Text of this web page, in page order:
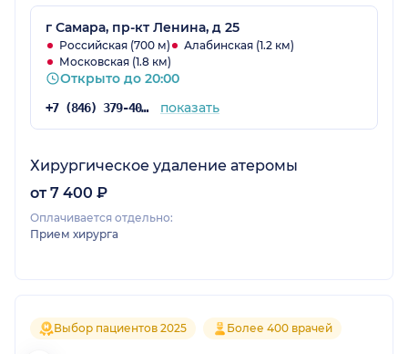
г Самара, пр-кт Ленина, д 25
Российская (700 м)
Алабинская (1.2 км)
Московская (1.8 км)
Открыто до 20:00
+7 (846) 379-40-81 показать
Хирургическое удаление атеромы
от 7 400 ₽
Оплачивается отдельно:
Прием хирурга
Выбор пациентов 2025 Более 400 врачей